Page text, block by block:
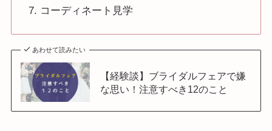
コーディネート見学
あわせて読みたい
【経験談】ブライダルフェアで嫌
な思い！注意すべき12のこと